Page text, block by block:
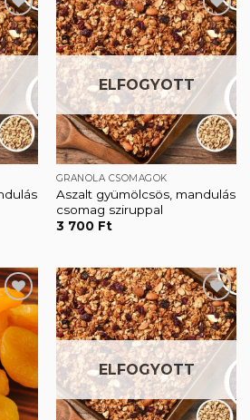
Kedvencekhez
ELFOGYOTT
GRANOLA CSOMAGOK
Aszalt gyümölcsös, mandulás
csomag sziruppal
3 700 Ft
Kedvencekhez
ELFOGYOTT